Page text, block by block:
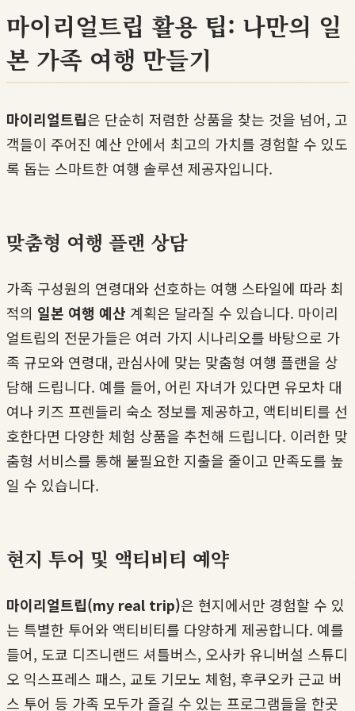
마이리얼트립 활용 팁: 나만의 일
본 가족 여행 만들기
마이리얼트립은 단순히 저렴한 상품을 찾는 것을 넘어, 고
객들이 주어진 예산 안에서 최고의 가치를 경험할 수 있도
록 돕는 스마트한 여행 솔루션 제공자입니다.
맞춤형 여행 플랜 상담
가족 구성원의 연령대와 선호하는 여행 스타일에 따라 최
적의 일본 여행 예산 계획은 달라질 수 있습니다. 마이리
얼트립의 전문가들은 여러 가지 시나리오를 바탕으로 가
족 규모와 연령대, 관심사에 맞는 맞춤형 여행 플랜을 상
담해 드립니다. 예를 들어, 어린 자녀가 있다면 유모차 대
여나 키즈 프렌들리 숙소 정보를 제공하고, 액티비티를 선
호한다면 다양한 체험 상품을 추천해 드립니다. 이러한 맞
춤형 서비스를 통해 불필요한 지출을 줄이고 만족도를 높
일 수 있습니다.
현지 투어 및 액티비티 예약
마이리얼트립(my real trip)은 현지에서만 경험할 수 있
는 특별한 투어와 액티비티를 다양하게 제공합니다. 예를
들어, 도쿄 디즈니랜드 셔틀버스, 오사카 유니버설 스튜디
오 익스프레스 패스, 교토 기모노 체험, 후쿠오카 근교 버
스 투어 등 가족 모두가 즐길 수 있는 프로그램들을 한곳